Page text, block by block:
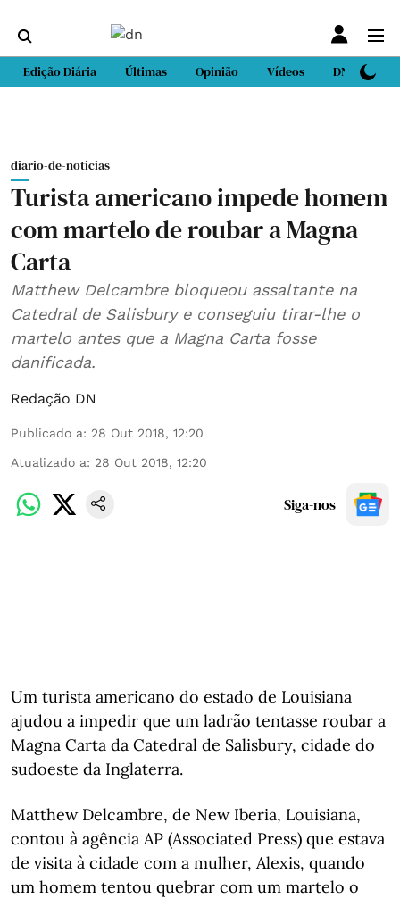
Edição Diária Últimas Opinião Vídeos DN Sport
diario-de-noticias
Turista americano impede homem
com martelo de roubar a Magna
Carta
Matthew Delcambre bloqueou assaltante na
Catedral de Salisbury e conseguiu tirar-lhe o
martelo antes que a Magna Carta fosse
danificada.
Redação DN
Publicado a: 28 Out 2018, 12:20
Atualizado a: 28 Out 2018, 12:20
Siga-nos
Um turista americano do estado de Louisiana
ajudou a impedir que um ladrão tentasse roubar a
Magna Carta da Catedral de Salisbury, cidade do
sudoeste da Inglaterra.
Matthew Delcambre, de New Iberia, Louisiana,
contou à agência AP (Associated Press) que estava
de visita à cidade com a mulher, Alexis, quando
um homem tentou quebrar com um martelo o